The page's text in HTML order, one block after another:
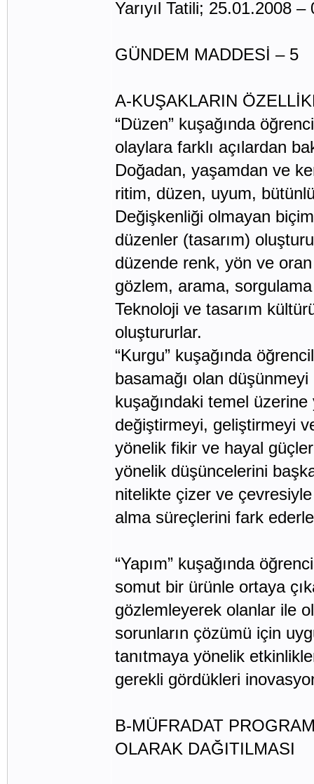
Yarıyıl Tatili; 25.01.2008
GÜNDEM MADDESİ – 5
A-KUŞAKLARIN
“Düzen” kuşağında
olaylara farklı açılardan
Doğadan, yaşamdan ve
ritim, düzen, uyum,
Değişkenliği olmayan
düzenler (tasarım)
düzende renk, yön ve oran
gözlem, arama,
Teknoloji ve tasarım
oluştururlar.
“Kurgu” kuşağında
basamağı olan düşünmeyi
kuşağındaki temel üzerine
değiştirmeyi, geliştirmeyi
yönelik fikir ve hayal
yönelik düşüncelerini
nitelikte çizer ve
alma süreçlerini fark
“Yapım” kuşağında
somut bir ürünle ortaya
gözlemleyerek olanlar ile
sorunların çözümü için
tanıtmaya yönelik
gerekli gördükleri
B-MÜFRADAT
OLARAK DAĞITILMASI